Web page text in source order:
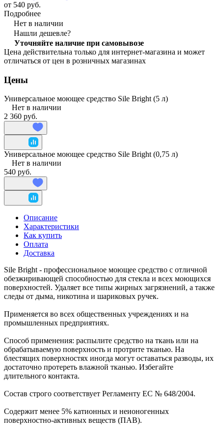
от 540 руб.
Подробнее
Нет в наличии
Нашли дешевле?
Уточняйте наличие при самовывозе
Цена действительна только для интернет-магазина и может
отличаться от цен в розничных магазинах
Цены
Универсальное моющее средство Sile Bright (5 л)
Нет в наличии
2 360 руб.
Универсальное моющее средство Sile Bright (0,75 л)
Нет в наличии
540 руб.
Описание
Характеристики
Как купить
Оплата
Доставка
Sile Bright - профессиональное моющее средство с отличной
обезжиривающей способностью для стекла и всех моющихся
поверхностей. Удаляет все типы жирных загрязнений, а также
следы от дыма, никотина и шариковых ручек.
Применяется во всех общественных учреждениях и на
промышленных предприятиях.
Способ применения: распылите средство на ткань или на
обрабатываемую поверхность и протрите тканью. На
блестящих поверхностях иногда могут оставаться разводы, их
достаточно протереть влажной тканью. Избегайте
длительного контакта.
Состав строго соответствует Регламенту ЕС № 648/2004.
Содержит менее 5% катионных и неионогенных
поверхностно-активных веществ (ПАВ).